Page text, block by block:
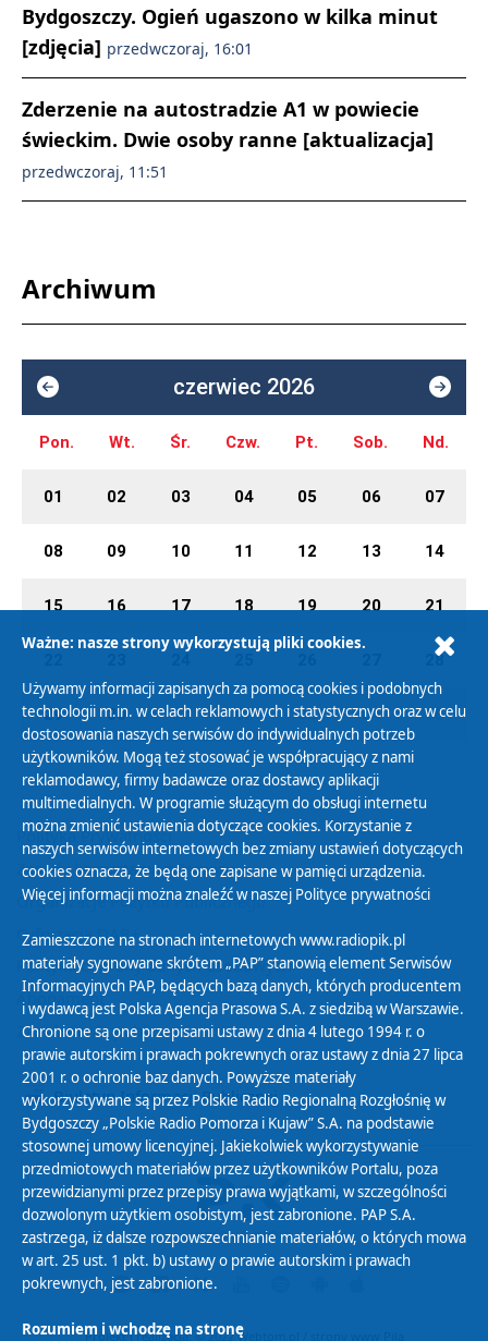
Bydgoszczy. Ogień ugaszono w kilka minut
[zdjęcia] przedwczoraj, 16:01
Zderzenie na autostradzie A1 w powiecie
świeckim. Dwie osoby ranne [aktualizacja]
przedwczoraj, 11:51
Archiwum
czerwiec 2026
Pon. Wt. Śr. Czw. Pt. Sob. Nd.
01 02 03 04 05 06 07
08 09 10 11 12 13 14
15 16 17 18 19 20 21
28
29 30 01 02 03 04 05
Polityka Prywatności
Zasady korzystania z Serwisu
Organizacje Pożytku Publicznego
Cyfryzacja DAB+
Polityka ochrony danych osobowych
Abonament
Zamówienia publiczne
Biuletyn Informacji Publicznej
Projekt i realizacja: © 2022Webtom.pl
Ważne: nasze strony wykorzystują pliki cookies.
Używamy informacji zapisanych za pomocą cookies i podobnych
technologii m.in. w celach reklamowych i statystycznych oraz w celu
dostosowania naszych serwisów do indywidualnych potrzeb
użytkowników. Mogą też stosować je współpracujący z nami
reklamodawcy, firmy badawcze oraz dostawcy aplikacji
multimedialnych. W programie służącym do obsługi internetu
można zmienić ustawienia dotyczące cookies. Korzystanie z
naszych serwisów internetowych bez zmiany ustawień dotyczących
cookies oznacza, że będą one zapisane w pamięci urządzenia.
Więcej informacji można znaleźć w naszej Polityce prywatności
Zamieszczone na stronach internetowych www.radiopik.pl
materiały sygnowane skrótem „PAP” stanowią element Serwisów
Informacyjnych PAP, będących bazą danych, których producentem
i wydawcą jest Polska Agencja Prasowa S.A. z siedzibą w Warszawie.
Chronione są one przepisami ustawy z dnia 4 lutego 1994 r. o
prawie autorskim i prawach pokrewnych oraz ustawy z dnia 27 lipca
2001 r. o ochronie baz danych. Powyższe materiały
wykorzystywane są przez Polskie Radio Regionalną Rozgłośnię w
Bydgoszczy „Polskie Radio Pomorza i Kujaw” S.A. na podstawie
stosownej umowy licencyjnej. Jakiekolwiek wykorzystywanie
przedmiotowych materiałów przez użytkowników Portalu, poza
przewidzianymi przez przepisy prawa wyjątkami, w szczególności
dozwolonym użytkiem osobistym, jest zabronione. PAP S.A.
zastrzega, iż dalsze rozpowszechnianie materiałów, o których mowa
w art. 25 ust. 1 pkt. b) ustawy o prawie autorskim i prawach
pokrewnych, jest zabronione.
Rozumiem i wchodzę na stronę